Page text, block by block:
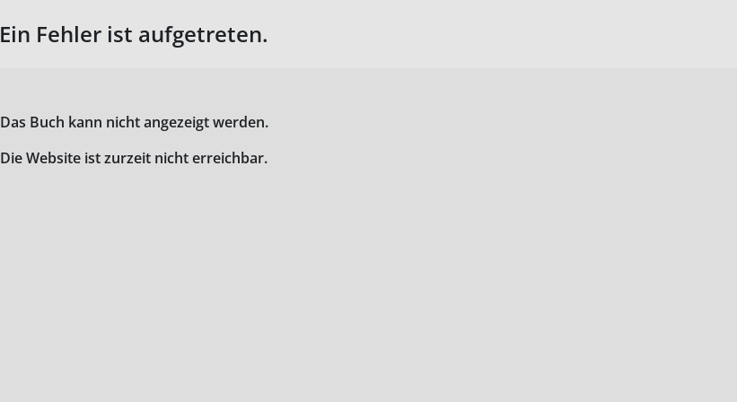
Ein Fehler ist aufgetreten.
Das Buch kann nicht angezeigt werden.
Die Website ist zurzeit nicht erreichbar.